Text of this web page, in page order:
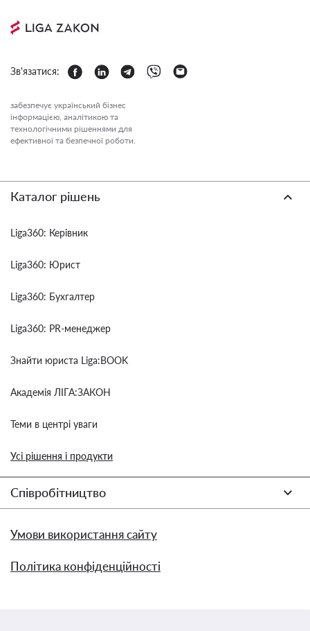
Зв'язатися:
забезпечує український бізнес
інформацією, аналітикою та
технологічними рішеннями для
ефективної та безпечної роботи.
Каталог рішень
Liga360: Керівник
Liga360: Юрист
Liga360: Бухгалтер
Liga360: PR-менеджер
Знайти юриста Liga:BOOK
Академія ЛІГА:ЗАКОН
Теми в центрі уваги
Усі рішення і продукти
Співробітництво
Умови використання сайту
Політика конфіденційності